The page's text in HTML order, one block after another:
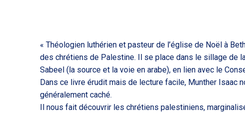
« Théologien luthérien et pasteur de l’église de Noël à
des chrétiens de Palestine. Il se place dans le sillage de
Sabeel (la source et la voie en arabe), en lien avec le
Dans ce livre érudit mais de lecture facile, Munther Isaac
généralement caché.
Il nous fait découvrir les chrétiens palestiniens,